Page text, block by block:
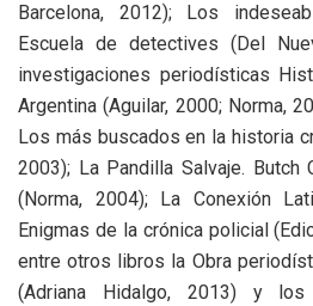
Barcelona, 2012); Los
Escuela de detectives (Del
investigaciones periodísticas
Argentina (Aguilar, 2000; Norma,
Los más buscados en la historia
2003); La Pandilla Salvaje. Butch
(Norma, 2004); La Conexión
Enigmas de la crónica policial
entre otros libros la Obra
(Adriana Hidalgo, 2013) y los